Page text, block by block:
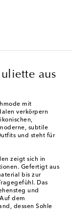
aus
mit
verkörpern
subtile
und steht für
zeigt sich in
Gefertigt aus
bis zur
Das
und
dem
dessen Sohle